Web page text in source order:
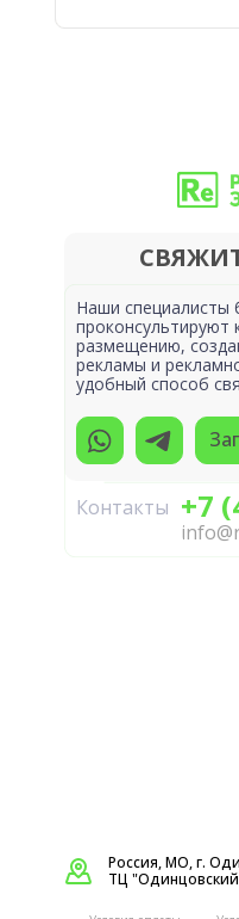
Контакты
Наши специалисты
проконсультируют
размещению,
рекламы и
удобный способ
+7
Россия, МО, г.
ТЦ